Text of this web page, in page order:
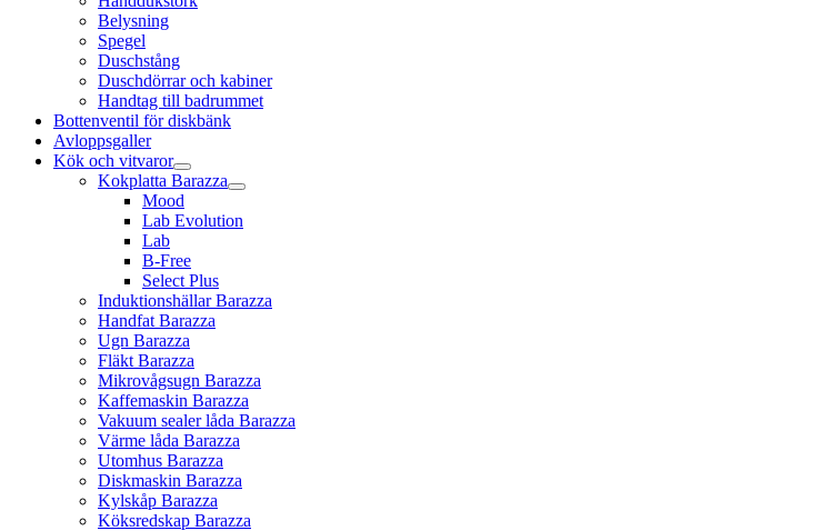
Belysning
Spegel
Duschstång
Duschdörrar och kabiner
Handtag till badrummet
Bottenventil för diskbänk
Avloppsgaller
Kök och vitvaror
Kokplatta Barazza
Mood
Lab Evolution
Lab
B-Free
Select Plus
Induktionshällar Barazza
Handfat Barazza
Ugn Barazza
Fläkt Barazza
Mikrovågsugn Barazza
Kaffemaskin Barazza
Vakuum sealer låda Barazza
Värme låda Barazza
Utomhus Barazza
Diskmaskin Barazza
Kylskåp Barazza
Köksredskap Barazza